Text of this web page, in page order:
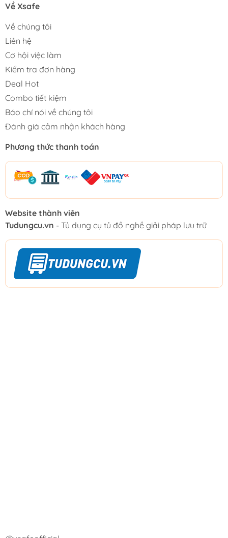
Về Xsafe
Về chúng tôi
Liên hệ
Cơ hội việc làm
Kiểm tra đơn hàng
Deal Hot
Combo tiết kiệm
Báo chí nói về chúng tôi
Đánh giá cảm nhận khách hàng
Phương thức thanh toán
Website thành viên
Tudungcu.vn - Tủ dụng cụ tủ đồ nghề giải pháp lưu trữ